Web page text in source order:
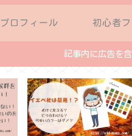
プロフィール 初心者
記事内に広告を